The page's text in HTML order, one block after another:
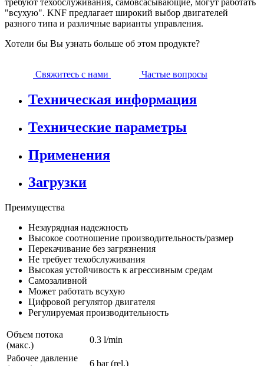
"всухую". KNF предлагает широкий выбор двигателей
разного типа и различные варианты управления.
Хотели бы Вы узнать больше об этом продукте?
Свяжитесь с нами Частые вопросы
Техническая информация
Технические параметры
Применения
Загрузки
Преимущества
Незаурядная надежность
Высокое соотношение производительность/размер
Перекачивание без загрязнения
Не требует техобслуживания
Высокая устойчивость к агрессивным средам
Самозаливной
Может работать всухую
Цифровой регулятор двигателя
Регулируемая производительность
Объем потока
(макс.)
0.3 l/min
Рабочее давление
6 bar (rel.)